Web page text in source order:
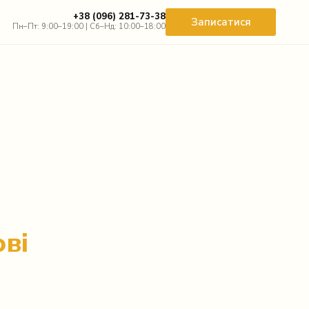
+38 (096) 281-73-38
Пн–Пт: 9:00–19:00 | Сб–Нд: 10:00–18:00 Записатися